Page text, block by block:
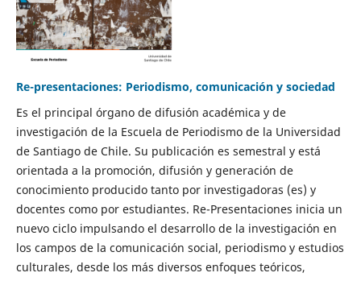
Re-presentaciones: Periodismo, comunicación y sociedad
Es el principal órgano de difusión académica y de
investigación de la Escuela de Periodismo de la Universidad
de Santiago de Chile. Su publicación es semestral y está
orientada a la promoción, difusión y generación de
conocimiento producido tanto por investigadoras (es) y
docentes como por estudiantes. Re-Presentaciones inicia un
nuevo ciclo impulsando el desarrollo de la investigación en
los campos de la comunicación social, periodismo y estudios
culturales, desde los más diversos enfoques teóricos,